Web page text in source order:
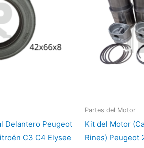
Delantero Peugeot
C3 C4 Elysee
Partes del Motor
Kit del Motor
Rines) Peugeot